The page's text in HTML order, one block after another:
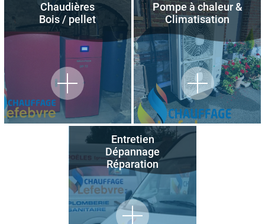
Chaudières
Bois / pellet
Pompe à chaleur &
Climatisation
Entretien
Dépannage
Réparation